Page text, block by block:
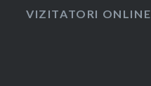
VIZITATORI ONLINE